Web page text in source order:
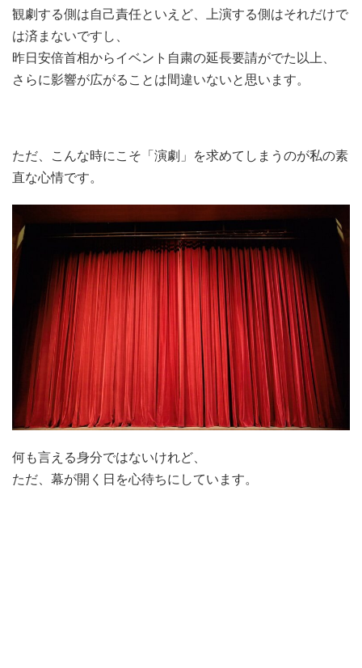
観劇する側は自己責任といえど、上演する側はそれだけで
は済まないですし、
昨日安倍首相からイベント自粛の延長要請がでた以上、
さらに影響が広がることは間違いないと思います。
ただ、こんな時にこそ「演劇」を求めてしまうのが私の素
直な心情です。
何も言える身分ではないけれど、
ただ、幕が開く日を心待ちにしています。